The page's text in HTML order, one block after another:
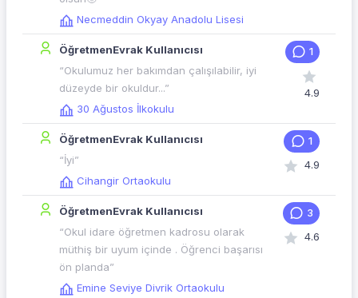
Necmeddin Okyay Anadolu Lisesi
ÖğretmenEvrak Kullanıcısı
“Okulumuz her bakımdan çalışılabilir, iyi
düzeyde bir okuldur...”
30 Ağustos İlkokulu
1
4.9
ÖğretmenEvrak Kullanıcısı
“İyi”
Cihangir Ortaokulu
1
4.9
ÖğretmenEvrak Kullanıcısı
“Okul idare öğretmen kadrosu olarak
müthiş bir uyum içinde . Öğrenci başarısı
ön planda”
Emine Seviye Divrik Ortaokulu
3
4.6